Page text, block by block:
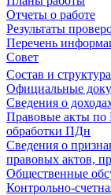
Отчеты о работе
Результаты
Перечень
Совет
Состав и структура
Официальные
Сведения о
Правовые акты по
обработки ПДн
Сведения о
правовых актов,
Общественные
Контрольно-